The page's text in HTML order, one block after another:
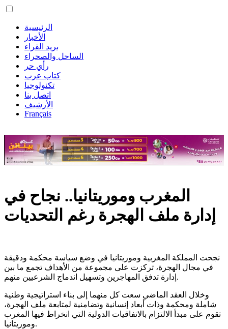
الرئيسية
الأخبار
بريد القراء
الساحل والصحراء
رأي حر
كتاب عرب
تكنولوجيا
اتصل بنا
الأرشيف
Français
المغرب وموريتانيا.. نجاح في
إدارة ملف الهجرة رغم التحديات
نجحت المملكة المغربية وموريتانيا في وضع سياسة محكمة ودقيقة
في مجال الهجرة، تركزت على مجموعة من الأهداف تجمع ما بين
إدارة تدفق المهاجرين وتسهيل اندماج الشرعيين منهم.
وخلال العقد الماضي سعت كل منهما إلى بناء استراتيجية وطنية
شاملة ومحكمة وذات أبعاد إنسانية وتضامنية لمتابعة ملف الهجرة،
تقوم على مبدأ الالتزام بالاتفاقيات الدولية التي انخراط فيها المغرب
وموريتانيا.